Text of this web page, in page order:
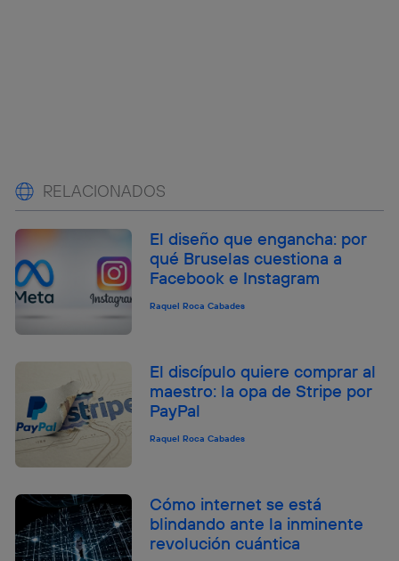
RELACIONADOS
El diseño que engancha: por
qué Bruselas cuestiona a
Facebook e Instagram
Raquel Roca Cabades
El discípulo quiere comprar al
maestro: la opa de Stripe por
PayPal
Raquel Roca Cabades
Cómo internet se está
blindando ante la inminente
revolución cuántica